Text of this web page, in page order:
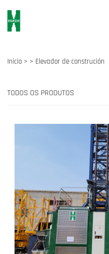
Inicio > > Elevador de construción
TODOS OS PRODUTOS